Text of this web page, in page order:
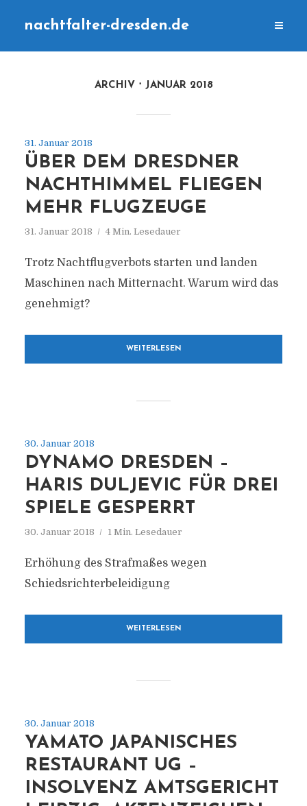
nachtfalter-dresden.de
ARCHIV JANUAR 2018
31. Januar 2018
ÜBER DEM DRESDNER
NACHTHIMMEL FLIEGEN
MEHR FLUGZEUGE
31. Januar 2018 4 Min. Lesedauer
Trotz Nachtflugverbots starten und landen
Maschinen nach Mitternacht. Warum wird das
genehmigt?
WEITERLESEN
30. Januar 2018
DYNAMO DRESDEN –
HARIS DULJEVIC FÜR DREI
SPIELE GESPERRT
30. Januar 2018 1 Min. Lesedauer
Erhöhung des Strafmaßes wegen
Schiedsrichterbeleidigung
WEITERLESEN
30. Januar 2018
YAMATO JAPANISCHES
RESTAURANT UG –
INSOLVENZ AMTSGERICHT